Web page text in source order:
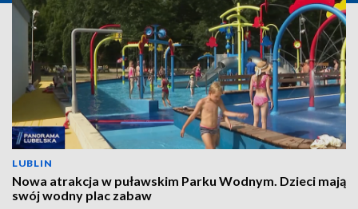
LUBLIN
Nowa atrakcja w puławskim Parku Wodnym. Dzieci mają
swój wodny plac zabaw